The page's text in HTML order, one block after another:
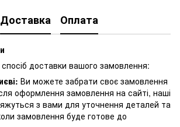
Доставка Оплата
доставки вашого замовлення:
Ви можете забрати своє замовлення
оформлення замовлення на сайті, наші
з вами для уточнення деталей та
замовлення буде готове до